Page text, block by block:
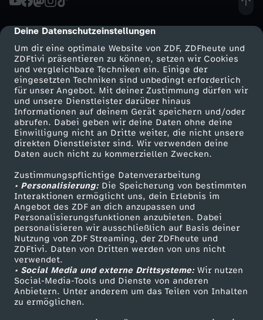
cmp-dialog-description
Deine Datenschutzeinstellungen
Um dir eine optimale Website von ZDF, ZDFheute und
ZDFtivi präsentieren zu können, setzen wir Cookies
und vergleichbare Techniken ein. Einige der
eingesetzten Techniken sind unbedingt erforderlich
für unser Angebot. Mit deiner Zustimmung dürfen wir
und unsere Dienstleister darüber hinaus
Informationen auf deinem Gerät speichern und/oder
abrufen. Dabei geben wir deine Daten ohne deine
Einwilligung nicht an Dritte weiter, die nicht unsere
direkten Dienstleister sind. Wir verwenden deine
Daten auch nicht zu kommerziellen Zwecken.
Zustimmungspflichtige Datenverarbeitung
• Personalisierung:Die Speicherung von bestimmten
Interaktionen ermöglicht uns, dein Erlebnis im
Angebot des ZDF an dich anzupassen und
Personalisierungsfunktionen anzubieten. Dabei
personalisieren wir ausschließlich auf Basis deiner
Nutzung von ZDF Streaming, der ZDFheute und
ZDFtivi. Daten von Dritten werden von uns nicht
verwendet.
• Social Media und externe Drittsysteme:Wir nutzen
Social-Media-Tools und Dienste von anderen
Anbietern. Unter anderem um das Teilen von Inhalten
zu ermöglichen.
t
t
a
g
s
m
a
g
a
z
Mehr ZDF
ZDF-Apps
Smart TV
ZDFtext
Livestreams
Sendungen A-Z
TV-Programm
Service
ZDFmitreden
Kontakt zum ZDF
Tickets
Zuschauerservice
Hilfe
ZDF Unternehmen
Karriere